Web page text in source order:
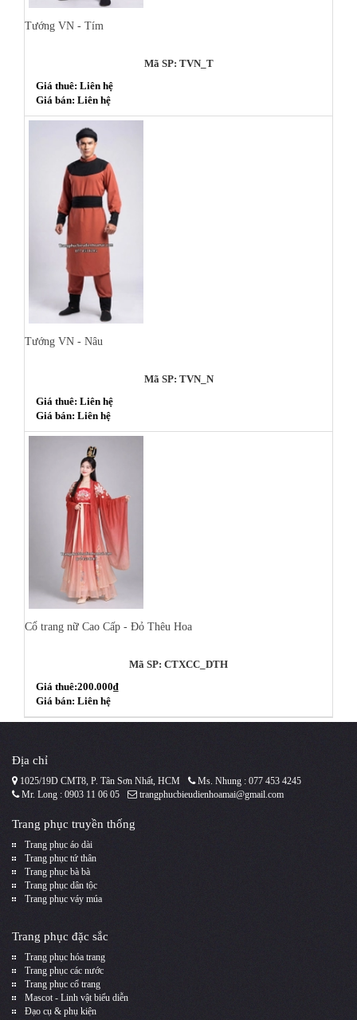
Tướng VN - Tím
Mã SP: TVN_T
Giá thuê: Liên hệ
Giá bán: Liên hệ
Tướng VN - Nâu
Mã SP: TVN_N
Giá thuê: Liên hệ
Giá bán: Liên hệ
Cổ trang nữ Cao Cấp - Đỏ Thêu Hoa
Mã SP: CTXCC_DTH
Giá thuê:200.000₫
Giá bán: Liên hệ
Địa chỉ
1025/19D CMT8, P. Tân Sơn Nhất, HCM
Ms. Nhung : 077 453 4245
Mr. Long : 0903 11 06 05
trangphucbieudienhoamai@gmail.com
Trang phục truyền thống
Trang phục áo dài
Trang phục tứ thân
Trang phục bà bà
Trang phục dân tộc
Trang phục váy múa
Trang phục đặc sắc
Trang phục hóa trang
Trang phục các nước
Trang phục cổ trang
Mascot - Linh vật biểu diễn
Đạo cụ & phụ kiện